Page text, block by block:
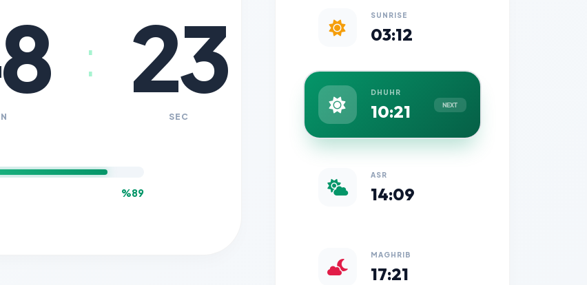
: 22
SEC
%89
SUNRISE
03:12
DHUHR
10:21 NEXT
ASR
14:09
MAGHRIB
17:21